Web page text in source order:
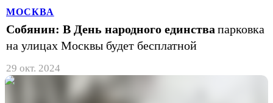
МОСКВА
Собянин: В День народного единства парковка
на улицах Москвы будет бесплатной
29 окт. 2024